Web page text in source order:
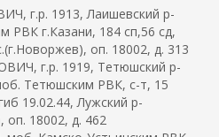
г.р. 1913, Лаишевский р-
РВК г.Казани, 184 сп,56 сд,
оп. 18002, д. 313
г.р. 1919, Тетюшский р-
Тетюшским РВК, с-т, 15
19.02.44, Лужский р-
оп. 18002, д. 462